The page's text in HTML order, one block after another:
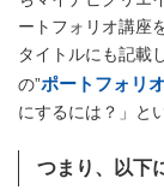
ートフォリオ講座
タイトルにも記載
の”ポートフォリオ
にするには？」と
つまり、以下